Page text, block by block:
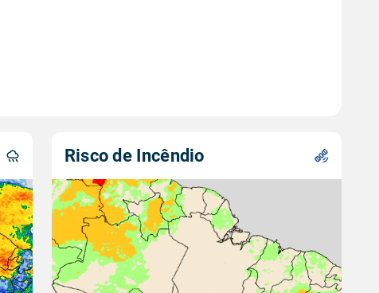
Risco de Incêndio